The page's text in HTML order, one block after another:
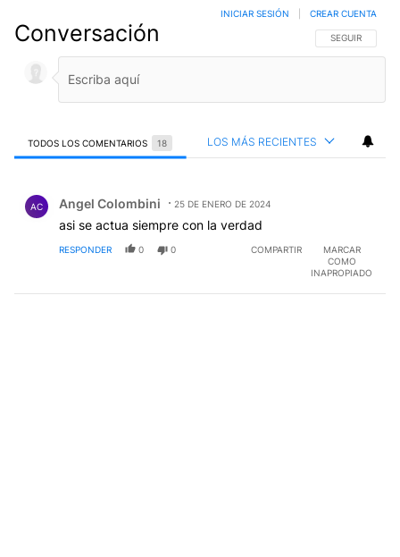
Conversación SIGA ESTA
SEGUIR
INICIAR SESIÓN CREAR CUENTA
TODOS LOS COMENTARIOS 18 LOS MÁS RECIENTES
AC Angel Colombini 25 DE ENERO DE 2024
asi se actua siempre con la verdad
RESPONDER 0 0 COMPARTIR
MARCAR
COMO
INAPROPIADO